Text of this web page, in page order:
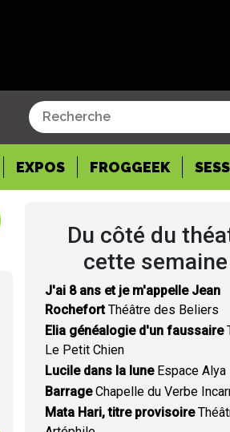
EXPOS FROGGEEK
Du côté du
cette
J'ai 8 ans et je m'appelle Jean
RochefortThéâtre des Beliers
Elia généalogie d'un faussaire
Le Petit Chien
Lucile dans la luneEspace Alya
BarrageChapelle du Verbe
Mata Hari, titre provisoire